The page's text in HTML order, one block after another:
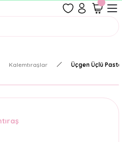
Aynı Gün Kargoda!
Kalemtıraşlar Üçgen Üçlü